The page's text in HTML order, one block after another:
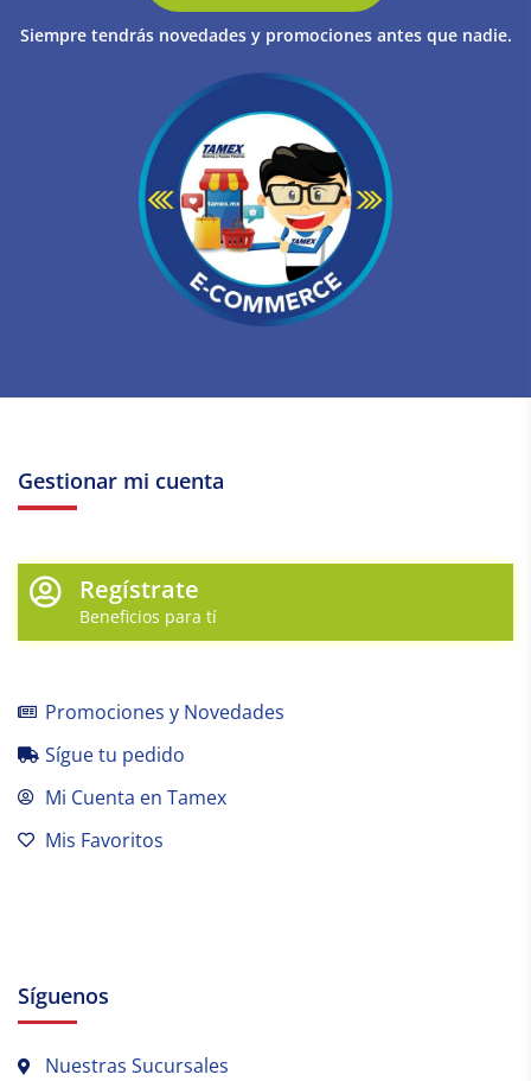
Siempre tendrás novedades y promociones antes que nadie.
Gestionar mi cuenta
Regístrate
Beneficios para tí
Promociones y Novedades
Sígue tu pedido
Mi Cuenta en Tamex
Mis Favoritos
Síguenos
Nuestras Sucursales